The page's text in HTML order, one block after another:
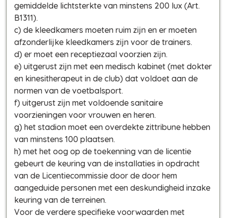
gemiddelde lichtsterkte van minstens 200 lux (Art.
B1311).
c) de kleedkamers moeten ruim zijn en er moeten
afzonderlijke kleedkamers zijn voor de trainers.
d) er moet een receptiezaal voorzien zijn.
e) uitgerust zijn met een medisch kabinet (met dokter
en kinesitherapeut in de club) dat voldoet aan de
normen van de voetbalsport.
f) uitgerust zijn met voldoende sanitaire
voorzieningen voor vrouwen en heren.
g) het stadion moet een overdekte zittribune hebben
van minstens 100 plaatsen.
h) met het oog op de toekenning van de licentie
gebeurt de keuring van de installaties in opdracht
van de Licentiecommissie door de door hem
aangeduide personen met een deskundigheid inzake
keuring van de terreinen.
Voor de verdere specifieke voorwaarden met